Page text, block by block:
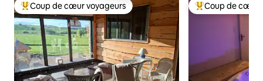
Coup de cœur voyageurs parmi les plus aimés
Coup de cœur voyageurs Coup de cœur
Coup de cœur